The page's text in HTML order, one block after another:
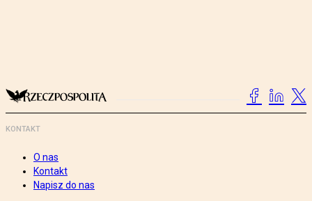
KONTAKT
O nas
Kontakt
Napisz do nas